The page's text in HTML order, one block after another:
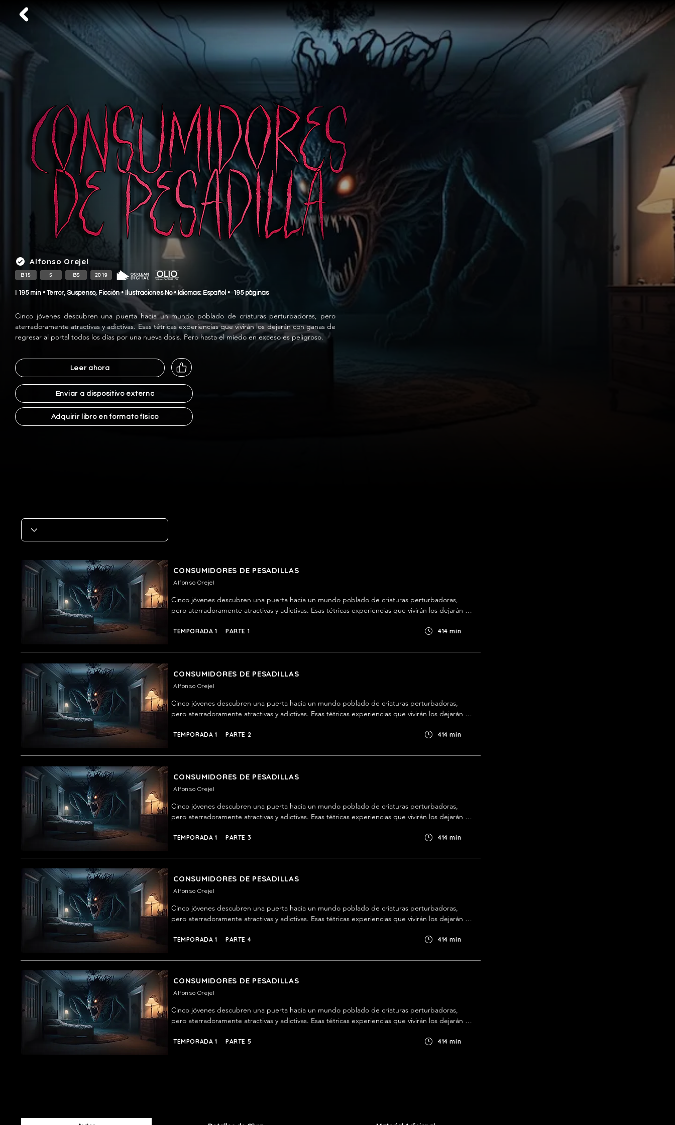
Alfonso Orejel
B15 5 BS 2019
I 195 min • Terror, Suspenso, Ficción • Ilustraciones No • Idiomas: Español • 195 páginas
Cinco jóvenes descubren una puerta hacia un mundo poblado de criaturas perturbadoras, pero
aterradoramente atractivas y adictivas. Esas tétricas experiencias que vivirán los dejarán con ganas de
regresar al portal todos los días por una nueva dosis. Pero hasta el miedo en exceso es peligroso.
Leer ahora
Enviar a dispositivo externo
Adquirir libro en formato físico
CONSUMIDORES DE PESADILLAS
Alfonso Orejel
Cinco jóvenes descubren una puerta hacia un mundo poblado de criaturas perturbadoras,
pero aterradoramente atractivas y adictivas. Esas tétricas experiencias que vivirán los dejarán
exceso es peligroso.PARTE 1 414 min
TEMPORADA 1
CONSUMIDORES DE PESADILLAS
Alfonso Orejel
Cinco jóvenes descubren una puerta hacia un mundo poblado de criaturas perturbadoras,
pero aterradoramente atractivas y adictivas. Esas tétricas experiencias que vivirán los dejarán
exceso es peligroso.PARTE 2 414 min
TEMPORADA 1
CONSUMIDORES DE PESADILLAS
Alfonso Orejel
Cinco jóvenes descubren una puerta hacia un mundo poblado de criaturas perturbadoras,
pero aterradoramente atractivas y adictivas. Esas tétricas experiencias que vivirán los dejarán
exceso es peligroso.PARTE 3 414 min
TEMPORADA 1
CONSUMIDORES DE PESADILLAS
Alfonso Orejel
Cinco jóvenes descubren una puerta hacia un mundo poblado de criaturas perturbadoras,
pero aterradoramente atractivas y adictivas. Esas tétricas experiencias que vivirán los dejarán
exceso es peligroso.PARTE 4 414 min
TEMPORADA 1
CONSUMIDORES DE PESADILLAS
Alfonso Orejel
Cinco jóvenes descubren una puerta hacia un mundo poblado de criaturas perturbadoras,
pero aterradoramente atractivas y adictivas. Esas tétricas experiencias que vivirán los dejarán
exceso es peligroso.PARTE 5 414 min
TEMPORADA 1